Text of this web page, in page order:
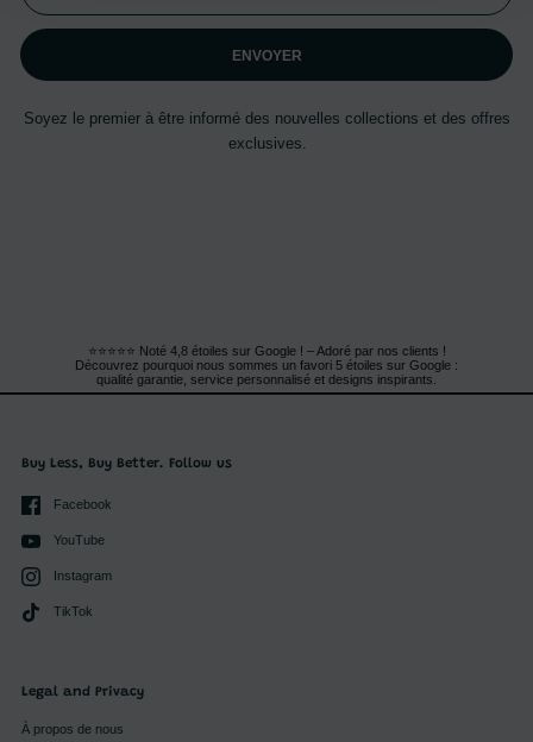
ENVOYER
Soyez le premier à être informé des nouvelles collections et des offres
exclusives.
⭐⭐⭐⭐⭐ Noté 4,8 étoiles sur Google ! – Adoré par nos clients !
Découvrez pourquoi nous sommes un favori 5 étoiles sur Google :
qualité garantie, service personnalisé et designs inspirants.
Buy Less, Buy Better. Follow us
Facebook
YouTube
Instagram
TikTok
Legal and Privacy
À propos de nous